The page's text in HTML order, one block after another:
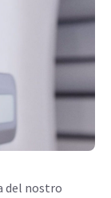
del nostro